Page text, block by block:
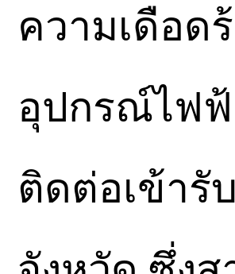
ความเดือด
อุปกรณ์ไฟฟ้
ติดต่อเข้ารั